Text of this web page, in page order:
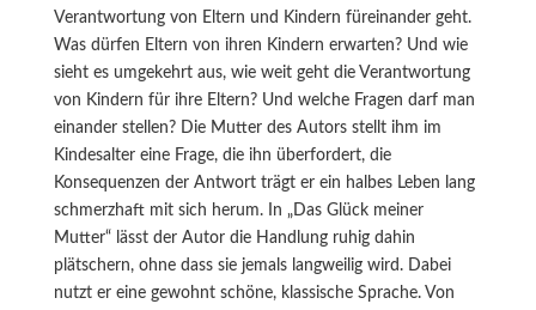
Verantwortung von Eltern und Kindern füreinander geht.
Was dürfen Eltern von ihren Kindern erwarten? Und wie
sieht es umgekehrt aus, wie weit geht die Verantwortung
von Kindern für ihre Eltern? Und welche Fragen darf man
einander stellen? Die Mutter des Autors stellt ihm im
Kindesalter eine Frage, die ihn überfordert, die
Konsequenzen der Antwort trägt er ein halbes Leben lang
schmerzhaft mit sich herum. In „Das Glück meiner
Mutter“ lässt der Autor die Handlung ruhig dahin
plätschern, ohne dass sie jemals langweilig wird. Dabei
nutzt er eine gewohnt schöne, klassische Sprache. Von